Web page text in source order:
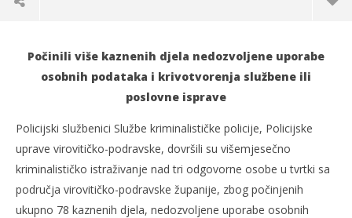
Počinili više kaznenih djela nedozvoljene uporabe
osobnih podataka i krivotvorenja službene ili
poslovne isprave
Policijski službenici Službe kriminalističke policije, Policijske
uprave virovitičko-podravske, dovršili su višemjesečno
kriminalističko istraživanje nad tri odgovorne osobe u tvrtki sa
područja virovitičko-podravske županije, zbog počinjenih
ukupno 78 kaznenih djela, nedozvoljene uporabe osobnih